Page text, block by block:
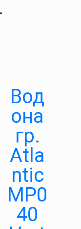
Вод
она
гр.
Atla
ntic
MP0
40